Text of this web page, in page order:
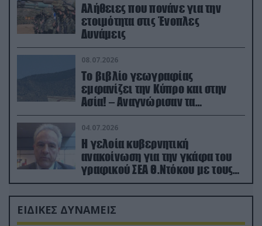
Αλήθειες που πονάνε για την
ετοιμότητα στις Ένοπλες
Δυνάμεις
08.07.2026
Το βιβλίο γεωγραφίας
εμφανίζει την Κύπρο και στην
Ασία! – Αναγνώρισαν τα
κατεχόμενα; (φωτο)
04.07.2026
Η γελοία κυβερνητική
ανακοίνωση για την γκάφα του
γραφικού ΣΕΑ Θ.Ντόκου με τους
Ρώσους φαρσέρ
ΕΙΔΙΚΕΣ ΔΥΝΑΜΕΙΣ